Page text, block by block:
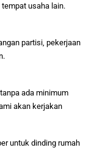
usaha lain.
partisi, pekerjaan
ada minimum
akan kerjakan
untuk dinding rumah